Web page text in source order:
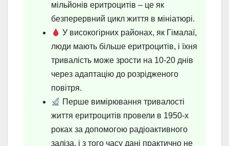
мільйонів еритроцитів – це як
безперервний цикл життя в мініатюрі.
У високогірних районах, як Гімалаї,
люди мають більше еритроцитів, і їхня
тривалість може зрости на 10-20 днів
через адаптацію до розрідженого
повітря.
Перше вимірювання тривалості
життя еритроцитів провели в 1950-х
роках за допомогою радіоактивного
заліза, і з того часу дані практично не